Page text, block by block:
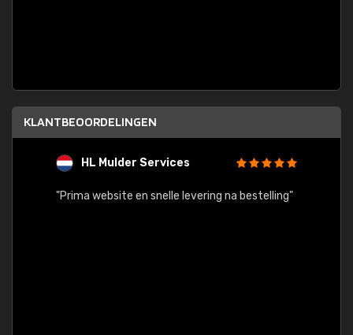
KLANTBEOORDELINGEN
HL Mulder Services
"Prima website en snelle levering na bestelling"